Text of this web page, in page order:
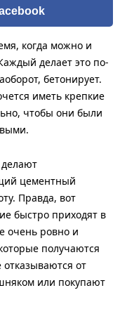
когда можно и
делает это по-
бетонирует.
иметь крепкие
чтобы они были
цементный
Правда, вот
быстро приходят в
очень ровно и
получаются
от
или покупают